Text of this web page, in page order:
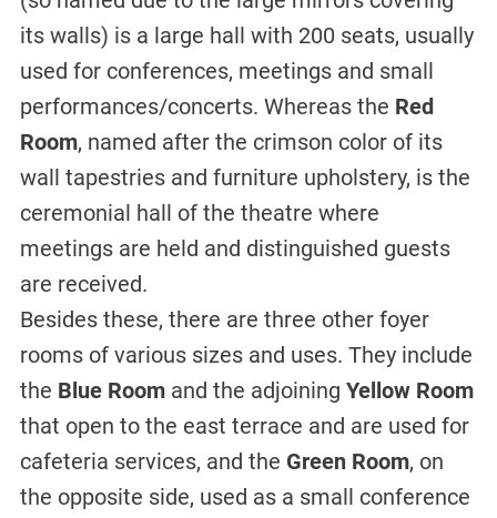
its walls) is a large hall with 200 seats, usually
used for conferences, meetings and small
performances/concerts. Whereas the Red
Room, named after the crimson color of its
wall tapestries and furniture upholstery, is the
ceremonial hall of the theatre where
meetings are held and distinguished guests
are received.
Besides these, there are three other foyer
rooms of various sizes and uses. They include
the Blue Room and the adjoining Yellow Room
that open to the east terrace and are used for
cafeteria services, and the Green Room, on
the opposite side, used as a small conference